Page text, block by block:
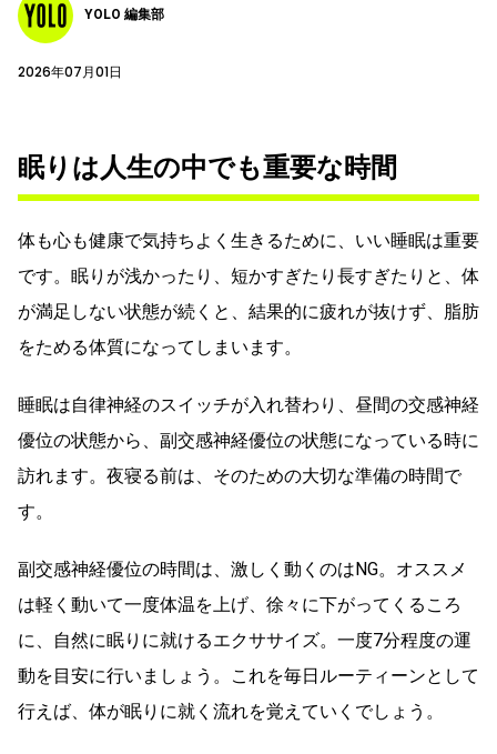
YOLO 編集部
2026年07月01日
眠りは人生の中でも重要な時間
体も心も健康で気持ちよく生きるために、いい睡眠は重要
です。眠りが浅かったり、短かすぎたり長すぎたりと、体
が満足しない状態が続くと、結果的に疲れが抜けず、脂肪
をためる体質になってしまいます。
睡眠は自律神経のスイッチが入れ替わり、昼間の交感神経
優位の状態から、副交感神経優位の状態になっている時に
訪れます。夜寝る前は、そのための大切な準備の時間で
す。
副交感神経優位の時間は、激しく動くのはNG。オススメ
は軽く動いて一度体温を上げ、徐々に下がってくるころ
に、自然に眠りに就けるエクササイズ。一度7分程度の運
動を目安に行いましょう。これを毎日ルーティーンとして
行えば、体が眠りに就く流れを覚えていくでしょう。